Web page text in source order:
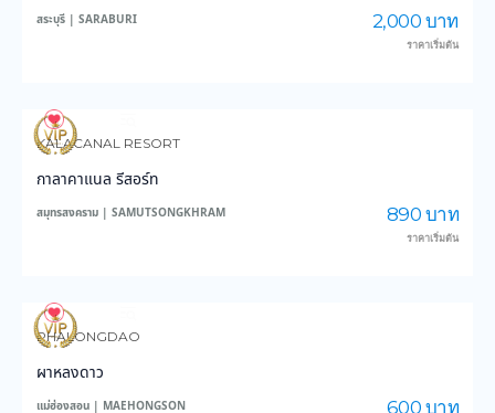
สระบุรี | SARABURI 2,000 บาท
ราคาเริ่มต้น
3,425
KALACANAL RESORT
กาลาคาแนล รีสอร์ท
สมุทรสงคราม | SAMUTSONGKHRAM 890 บาท
ราคาเริ่มต้น
6,315
PHALONGDAO
ผาหลงดาว
แม่ฮ่องสอน | MAEHONGSON 600 บาท